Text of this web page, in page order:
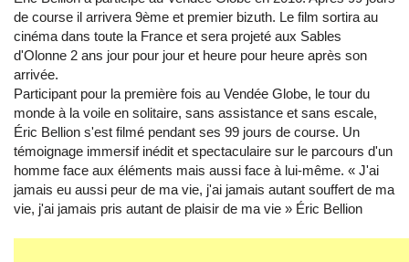
de course il arrivera 9ème et premier bizuth. Le film sortira au
cinéma dans toute la France et sera projeté aux Sables
d'Olonne 2 ans jour pour jour et heure pour heure après son
arrivée.
Participant pour la première fois au Vendée Globe, le tour du
monde à la voile en solitaire, sans assistance et sans escale,
Éric Bellion s'est filmé pendant ses 99 jours de course. Un
témoignage immersif inédit et spectaculaire sur le parcours d'un
homme face aux éléments mais aussi face à lui-même. « J'ai
jamais eu aussi peur de ma vie, j'ai jamais autant souffert de ma
vie, j'ai jamais pris autant de plaisir de ma vie » Éric Bellion